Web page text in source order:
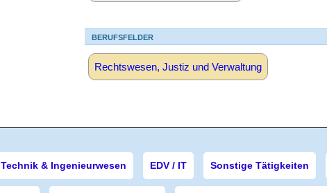
BERUFSFELDER
Rechtswesen, Justiz und Verwaltung
Technik & Ingenieurwesen EDV / IT Sonstige Tätigkeiten